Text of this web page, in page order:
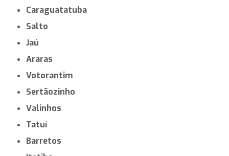
Caraguatatuba
Salto
Jaú
Araras
Votorantim
Sertãozinho
Valinhos
Tatuí
Barretos